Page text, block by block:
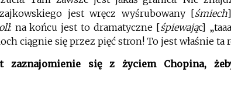
jest wręcz wyśrubowany [śmiech
: na końcu jest to dramatyczne [śpiewając]
ciągnie się przez pięć stron! To jest właśnie ta
się z życiem Chopina,